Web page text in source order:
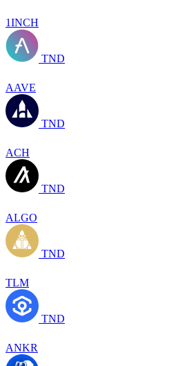
1INCH
TND
AAVE
TND
ACH
TND
ALGO
TND
TLM
TND
ANKR